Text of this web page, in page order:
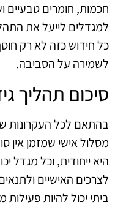
חכמות, חומרים טבעיים
למגדלים לייעל את
כל חידוש כזה לא רק
לשמירה על הסביבה.
סיכום תהליך
בהתאם לכל העקרונות
מסלול אישי שמזמן אין
היא ייחודית, וכל מגדל
לצרכים האישיים
ביתי יכול להיות